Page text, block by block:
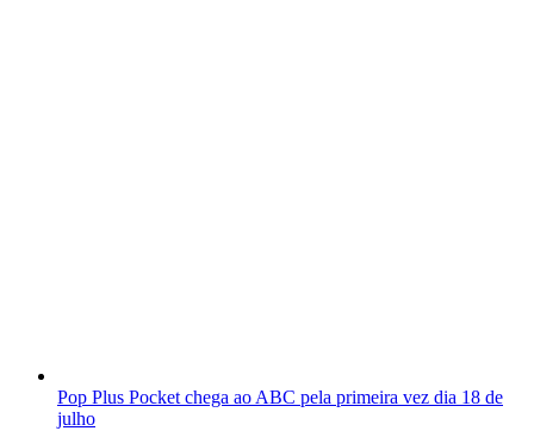
Pop Plus Pocket chega ao ABC pela primeira vez dia 18 de
julho